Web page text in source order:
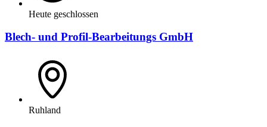
Heute geschlossen
Blech- und Profil-Bearbeitungs GmbH
Ruhland